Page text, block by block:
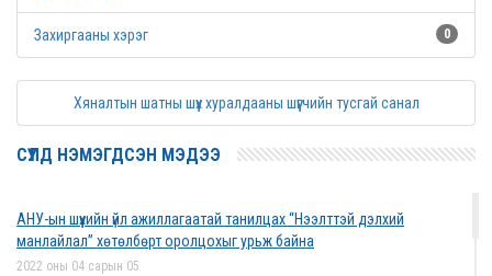
Захиргааны хэрэг 0
Хяналтын шатны шүүх хуралдааны шүүгчийн тусгай санал
СҮҮЛД НЭМЭГДСЭН МЭДЭЭ
АНУ-ын шүүхийн үйл ажиллагаатай танилцах “Нээлттэй дэлхий
манлайлал” хөтөлбөрт оролцохыг урьж байна
2022 оны 04 сарын 05